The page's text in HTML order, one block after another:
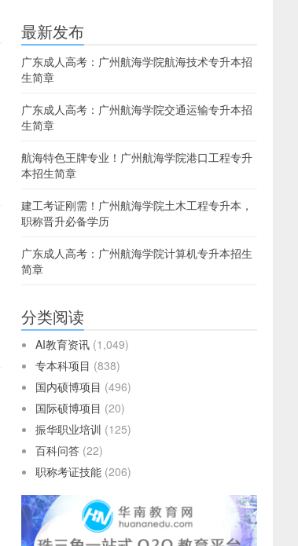
最新发布
广东成人高考：广州航海学院航海技术专升本招
生简章
广东成人高考：广州航海学院交通运输专升本招
生简章
航海特色王牌专业！广州航海学院港口工程专升
本招生简章
建工考证刚需！广州航海学院土木工程专升本，
职称晋升必备学历
广东成人高考：广州航海学院计算机专升本招生
简章
分类阅读
AI教育资讯 (1,049)
专本科项目 (838)
国内硕博项目 (496)
国际硕博项目 (20)
振华职业培训 (125)
百科问答 (22)
职称考证技能 (206)